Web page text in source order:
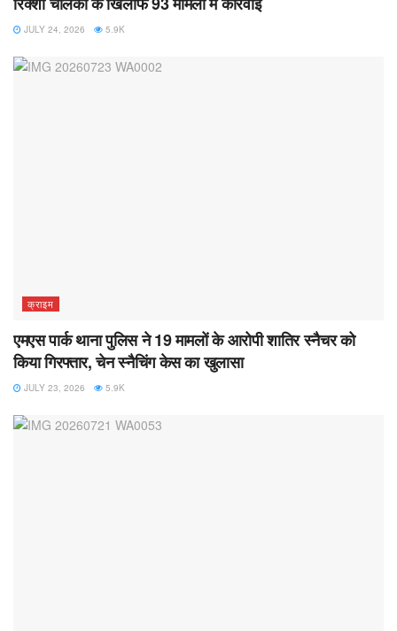
JULY 24, 2026 5.9K
क्राइम
एमएस पार्क थाना पुलिस ने 19 मामलों के आरोपी शातिर स्नैचर को
किया गिरफ्तार, चेन स्नैचिंग केस का खुलासा
JULY 23, 2026 5.9K